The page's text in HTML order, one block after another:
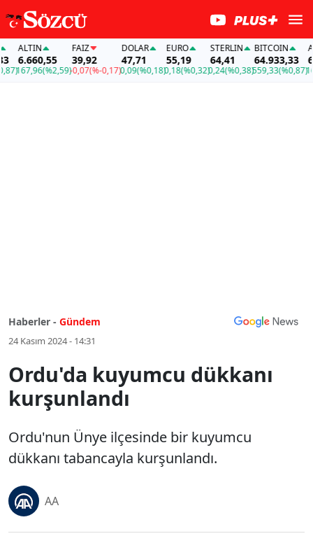
ALTIN
6.660,55
167,96(%2,59)
FAİZ
39,92
-0,07(%-0,17)
DOLAR
47,71
0,09(%0,18)
EURO
55,19
0,18(%0,32)
STERLIN
64,41
0,24(%0,38)
BITCOIN
64.933,33
559,33(%0,87)
Haberler - Gündem
24 Kasım 2024 - 14:31
Ordu'da kuyumcu dükkanı
kurşunlandı
Ordu'nun Ünye ilçesinde bir kuyumcu
dükkanı tabancayla kurşunlandı.
AA